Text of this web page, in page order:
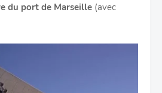
du port de Marseille (avec